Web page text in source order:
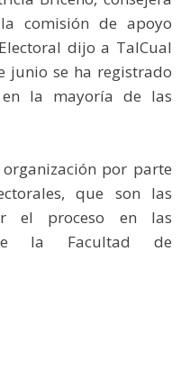
comisión de apoyo
dijo a TalCual
junio se ha registrado
la mayoría de las
por parte
que son las
el proceso en las
la Facultad de